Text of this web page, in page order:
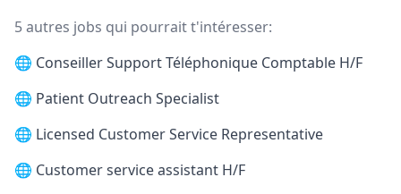
5 autres jobs qui pourrait t'intéresser:
🌐 Conseiller Support Téléphonique Comptable H/F
🌐 Patient Outreach Specialist
🌐 Licensed Customer Service Representative
🌐 Customer service assistant H/F